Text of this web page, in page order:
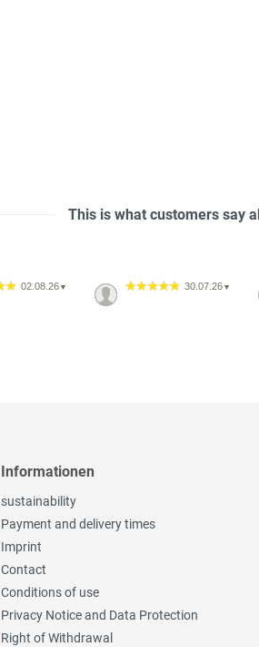
This is what customers say
02.08.26 ▼ 30.07.26 ▼
Informationen
sustainability
Payment and delivery times
Imprint
Contact
Conditions of use
Privacy Notice and Data Protection
Right of Withdrawal